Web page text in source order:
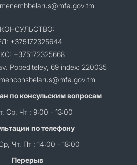
КОНСУЛЬСТВО:
+375172325644
+375172325668
Pobediteley, 69 index: 220035
по консульским вопросам
Ср, Чт : 9:00 - 13:00
по телефону
Чт, Пт : 14:00 - 18:00
Перерыв